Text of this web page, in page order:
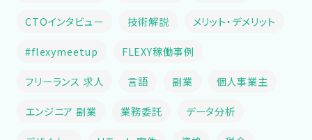
CTOインタビュー 技術解説 メリット・デメリット
#flexymeetup FLEXY稼働事例
フリーランス 求人 言語 副業 個人事業主
エンジニア 副業 業務委託 データ分析